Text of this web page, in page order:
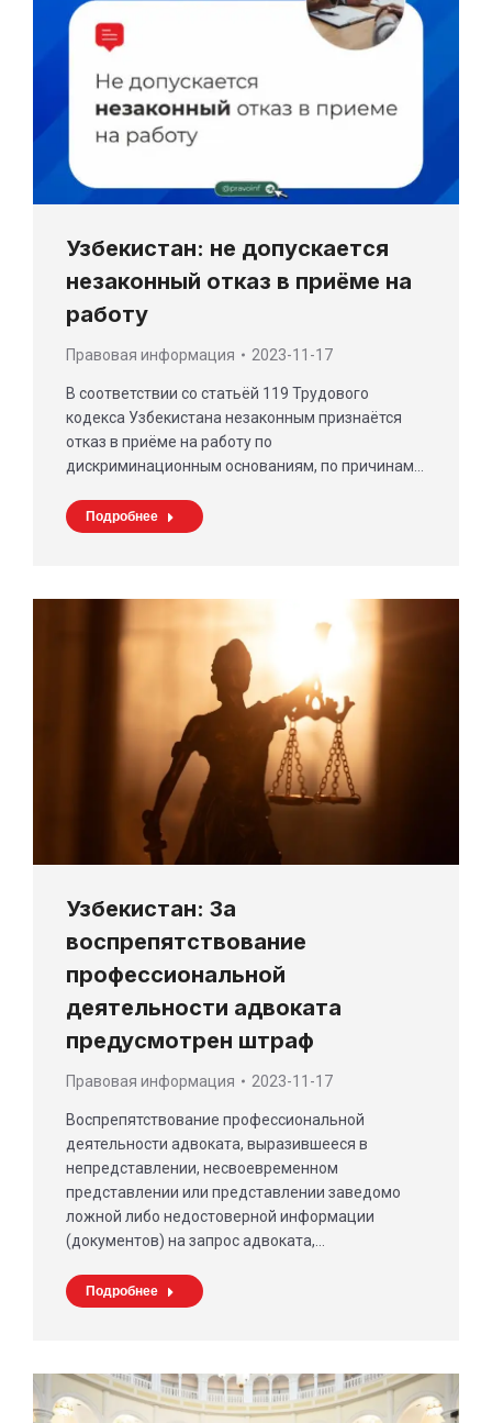
Узбекистан: не допускается
незаконный отказ в приёме на
работу
Правовая информация 2023-11-17
В соответствии со статьёй 119 Трудового
кодекса Узбекистана незаконным признаётся
отказ в приёме на работу по
дискриминационным основаниям, по причинам…
Подробнее
Узбекистан: За
воспрепятствование
профессиональной
деятельности адвоката
предусмотрен штраф
Правовая информация 2023-11-17
Воспрепятствование профессиональной
деятельности адвоката, выразившееся в
непредставлении, несвоевременном
представлении или представлении заведомо
ложной либо недостоверной информации
(документов) на запрос адвоката,…
Подробнее